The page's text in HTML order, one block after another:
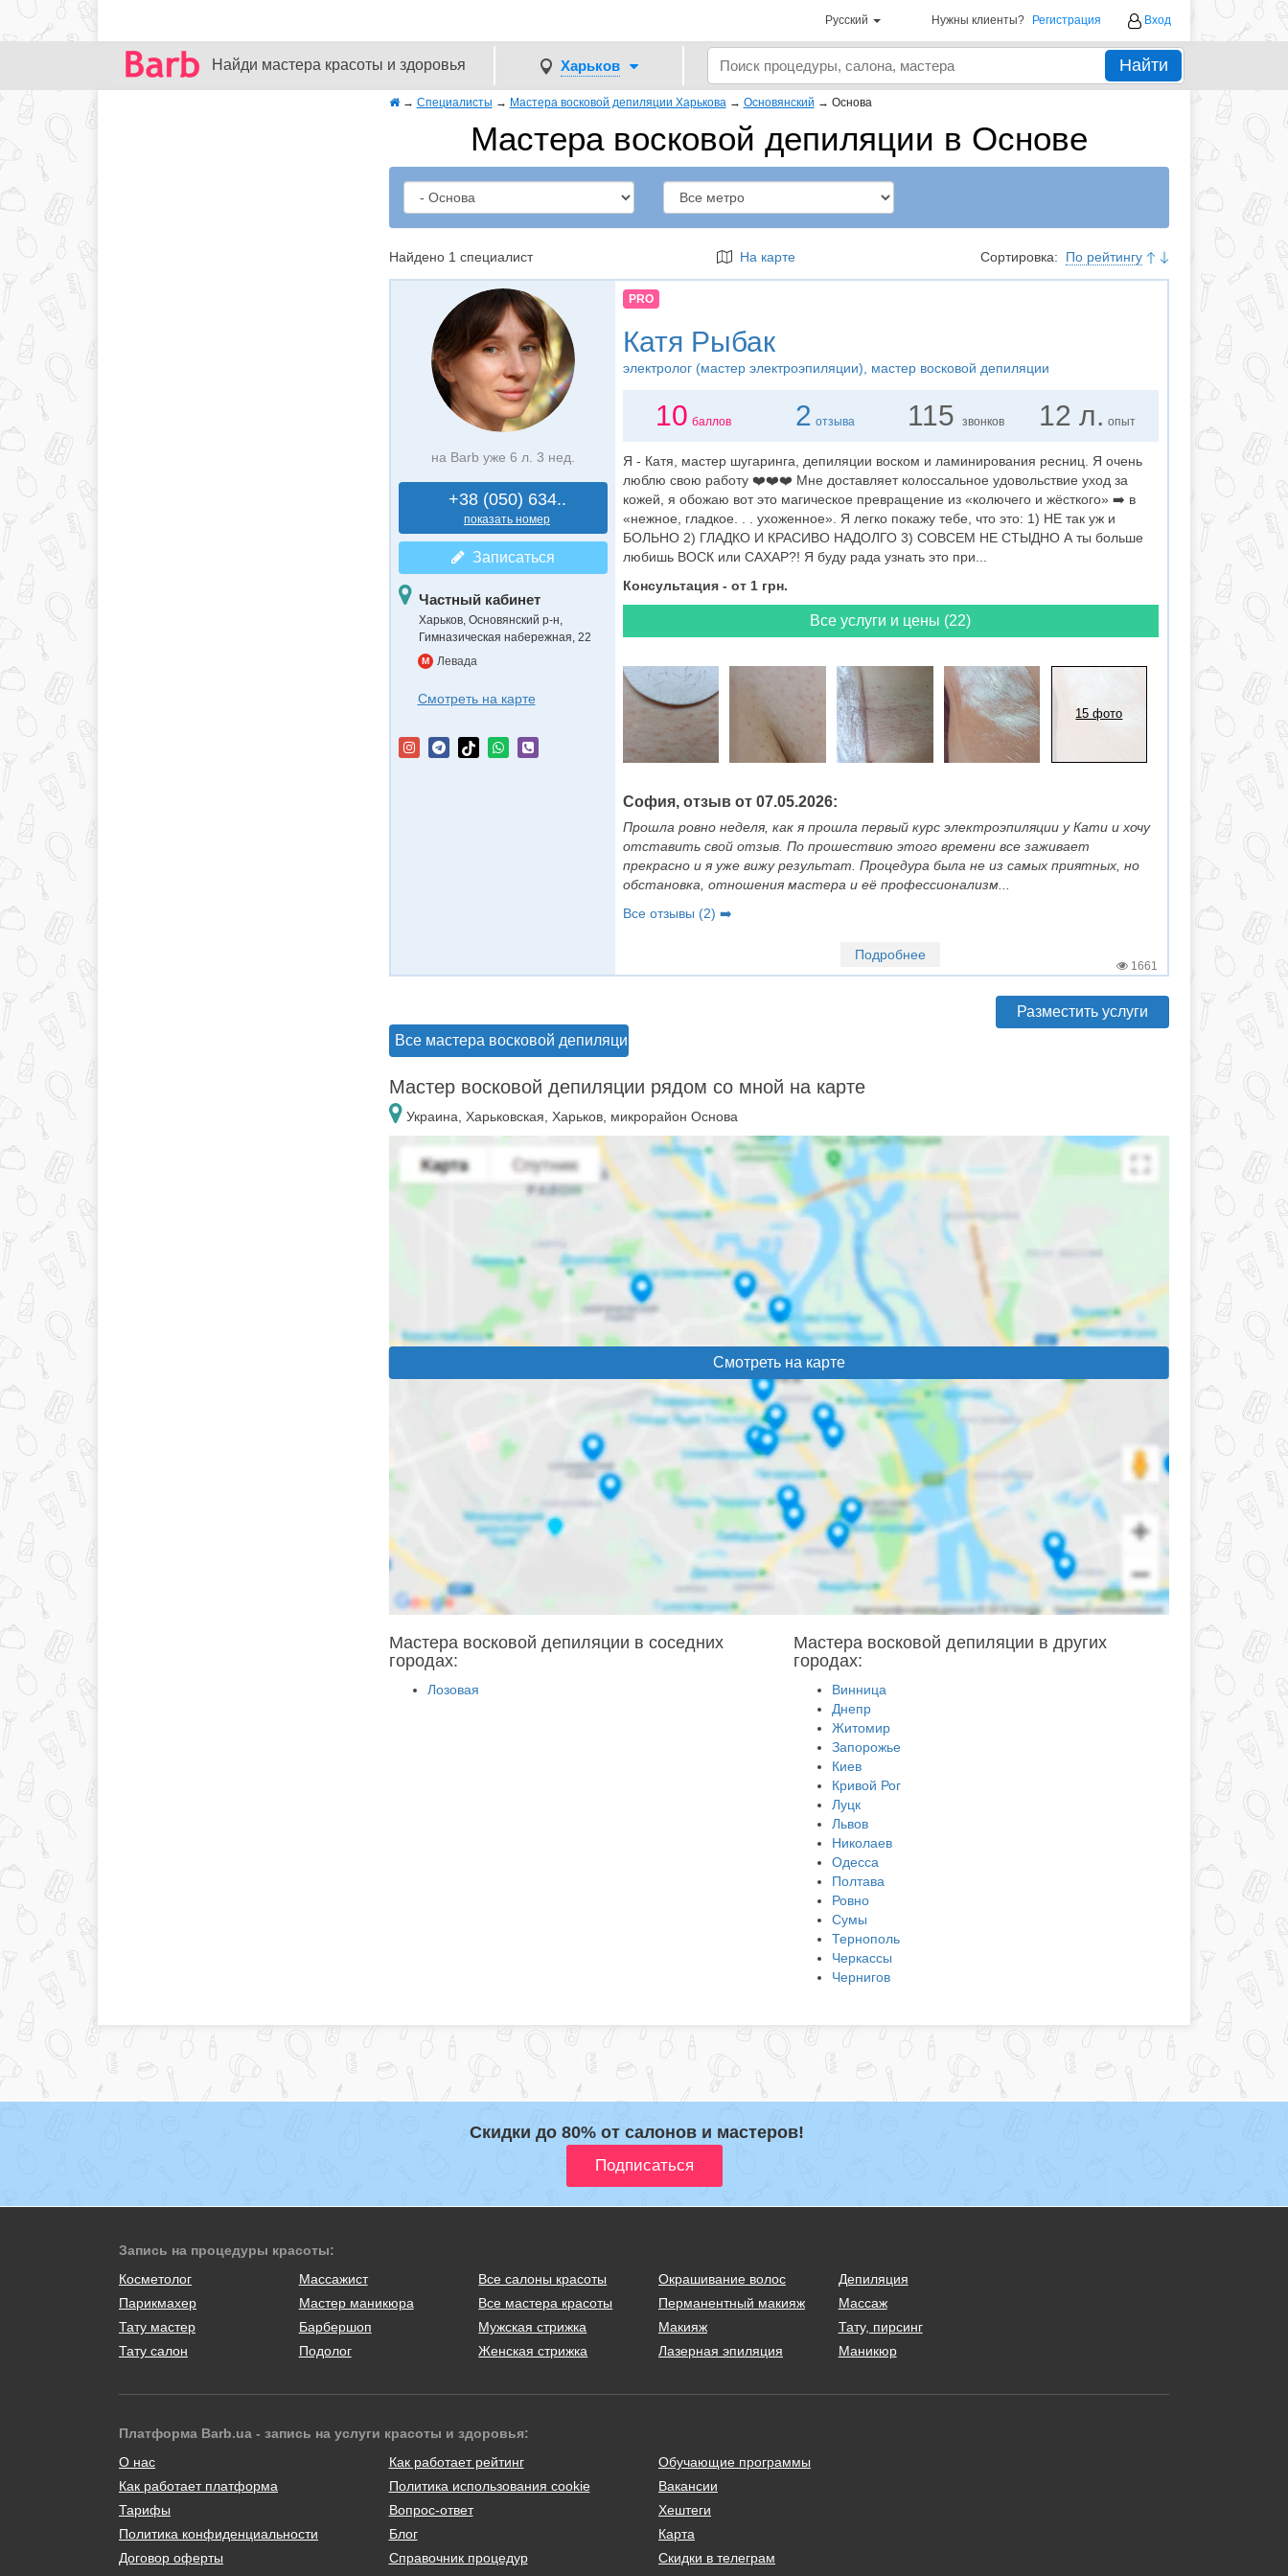
Русский Нужны клиенты? Регистрация Вход
Найди мастера красоты и здоровья Харьков Найти
→ Специалисты → Мастера восковой депиляции Харькова → Основянский → Основа
Мастера восковой депиляции в Основе
Найдено 1 специалист На карте Сортировка: По рейтингу
на Barb уже 6 л. 3 нед.
+38 (050) 634..
показать номер
Записаться
Частный кабинет
Харьков, Основянский р-н,
Гимназическая набережная, 22
M Левада
Смотреть на карте
PRO
Катя Рыбак
электролог (мастер электроэпиляции), мастер восковой депиляции
10 баллов 2 отзыва 115 звонков 12 л. опыт
Я - Катя, мастер шугаринга, депиляции воском и ламинирования ресниц. Я очень
люблю свою работу ❤️❤️❤️ Мне доставляет колоссальное удовольствие уход за
кожей, я обожаю вот это магическое превращение из «колючего и жёсткого» ➡️ в
«нежное, гладкое. . . ухоженное». Я легко покажу тебе, что это: 1) НЕ так уж и
БОЛЬНО 2) ГЛАДКО И КРАСИВО НАДОЛГО 3) СОВСЕМ НЕ СТЫДНО А ты больше
любишь ВОСК или САХАР?! Я буду рада узнать это при...
Консультация - от 1 грн.
Все услуги и цены (22)
15 фото
София, отзыв от 07.05.2026:
Прошла ровно неделя, как я прошла первый курс электроэпиляции у Кати и хочу
отставить свой отзыв. По прошествию этого времени все заживает
прекрасно и я уже вижу результат. Процедура была не из самых приятных, но
обстановка, отношения мастера и её профессионализм...
Все отзывы (2) ➡️
Подробнее
1661
Все мастера восковой депиляции в Харькове
Разместить услуги
Мастер восковой депиляции рядом со мной на карте
Украина, Харьковская, Харьков, микрорайон Основа
Смотреть на карте
Мастера восковой депиляции в соседних
городах:
Лозовая
Мастера восковой депиляции в других
городах:
Винница
Днепр
Житомир
Запорожье
Киев
Кривой Рог
Луцк
Львов
Николаев
Одесса
Полтава
Ровно
Сумы
Тернополь
Черкассы
Чернигов
Скидки до 80% от салонов и мастеров!
Запись на процедуры красоты:
Косметолог
Массажист
Парикмахер
Мастер маникюра
Тату мастер
Барбершоп
Тату салон
Подолог
Все салоны красоты
Все мастера красоты
Мужская стрижка
Женская стрижка
Окрашивание волос
Перманентный макияж
Макияж
Лазерная эпиляция
Депиляция
Массаж
Тату, пирсинг
Маникюр
Платформа Barb.ua - запись на услуги красоты и здоровья:
О нас
Как работает платформа
Тарифы
Политика конфиденциальности
Договор оферты
Как работает рейтинг
Политика использования cookie
Вопрос-ответ
Блог
Справочник процедур
Обучающие программы
Вакансии
Хештеги
Карта
Скидки в телеграм